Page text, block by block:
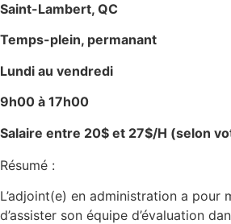
Saint-Lambert, QC
Temps-plein, permanant
Lundi au vendredi
9h00 à 17h00
Salaire entre 20$ et 27$/H (selon
Résumé :
L’adjoint(e) en administration a pour
d’assister son équipe d’évaluation